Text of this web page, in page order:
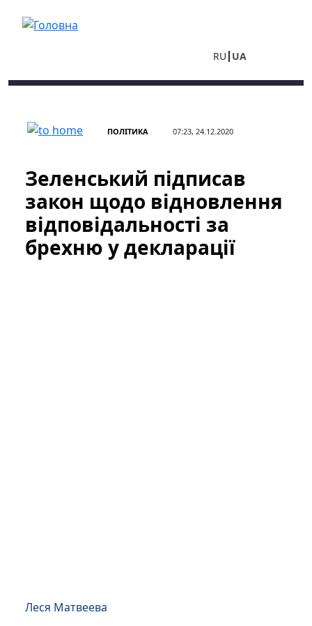
RU UA
ПОЛІТИКА 07:23, 24.12.2020
Зеленський підписав
закон щодо відновлення
відповідальності за
брехню у декларації
Леся Матвеева